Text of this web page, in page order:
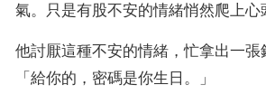
氣。只是有股不安的情緒悄然爬上心
他討厭這種不安的情緒，忙拿出一張
「給你的，密碼是你生日。」